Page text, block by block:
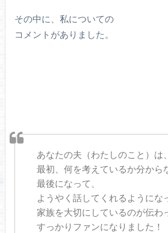
その中に、私についての
コメントがありました。
あなたの夫（わたしのこと）は、
最初、何を考えているか分から
最後になって、
ようやく話してくれるようにな
家族を大切にしているのが伝わ
すっかりファンになりました！